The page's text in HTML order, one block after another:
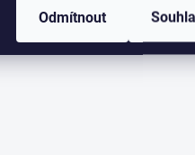
Odmítnout